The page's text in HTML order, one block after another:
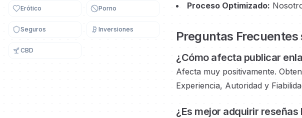
Erótico Porno
Seguros Inversiones
CBD
Proceso Optimizado:
Preguntas
¿Cómo afecta publicar
Afecta muy positivamente.
Experiencia, Autoridad y
¿Es mejor adquirir reseñas